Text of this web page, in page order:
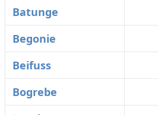
Batunge
Begonie
Beifuss
Bogrebe